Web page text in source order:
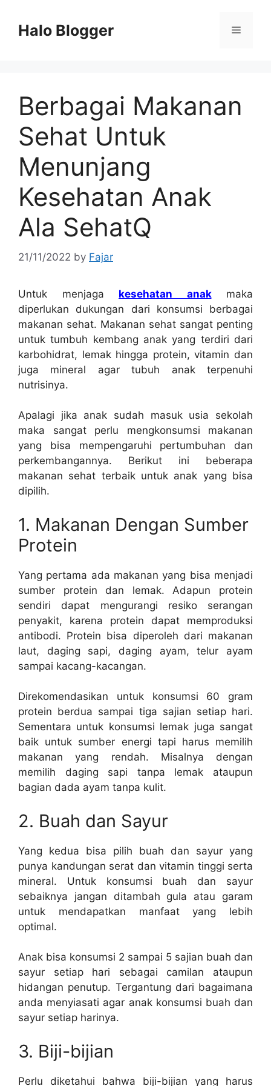
contentHalo Blogger Menu
Berbagai Makanan
Sehat Untuk
Menunjang
Kesehatan Anak
Ala SehatQ
21/11/2022 by Fajar
Untuk menjaga kesehatan anakmaka
diperlukan dukungan dari konsumsi berbagai
makanan sehat. Makanan sehat sangat penting
untuk tumbuh kembang anak yang terdiri dari
karbohidrat, lemak hingga protein, vitamin dan
juga mineral agar tubuh anak terpenuhi
nutrisinya.
Apalagi jika anak sudah masuk usia sekolah
maka sangat perlu mengkonsumsi makanan
yang bisa mempengaruhi pertumbuhan dan
perkembangannya. Berikut ini beberapa
makanan sehat terbaik untuk anak yang bisa
dipilih.
1. Makanan Dengan Sumber
Protein
Yang pertama ada makanan yang bisa menjadi
sumber protein dan lemak. Adapun protein
sendiri dapat mengurangi resiko serangan
penyakit, karena protein dapat memproduksi
antibodi. Protein bisa diperoleh dari makanan
laut, daging sapi, daging ayam, telur ayam
sampai kacang-kacangan.
Direkomendasikan untuk konsumsi 60 gram
protein berdua sampai tiga sajian setiap hari.
Sementara untuk konsumsi lemak juga sangat
baik untuk sumber energi tapi harus memilih
makanan yang rendah. Misalnya dengan
memilih daging sapi tanpa lemak ataupun
bagian dada ayam tanpa kulit.
2. Buah dan Sayur
Yang kedua bisa pilih buah dan sayur yang
punya kandungan serat dan vitamin tinggi serta
mineral. Untuk konsumsi buah dan sayur
sebaiknya jangan ditambah gula atau garam
untuk mendapatkan manfaat yang lebih
optimal.
Anak bisa konsumsi 2 sampai 5 sajian buah dan
sayur setiap hari sebagai camilan ataupun
hidangan penutup. Tergantung dari bagaimana
anda menyiasati agar anak konsumsi buah dan
sayur setiap harinya.
3. Biji-bijian
Perlu diketahui bahwa biji-bijian yang harus